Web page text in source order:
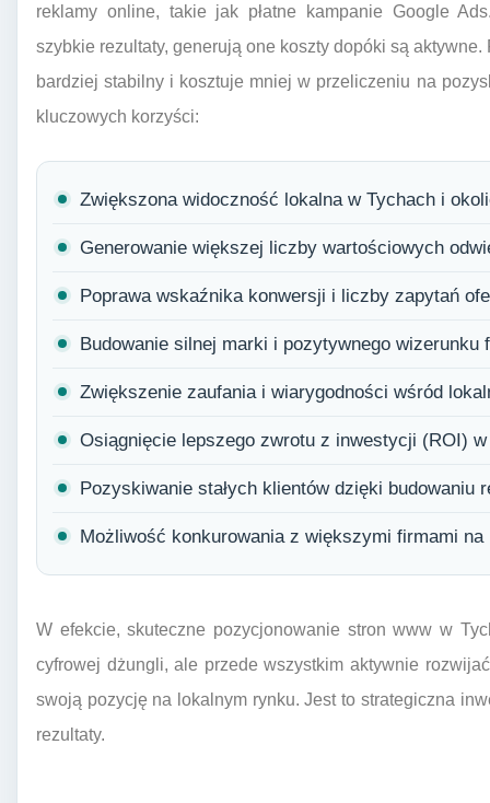
reklamy online, takie jak płatne kampanie Google
szybkie rezultaty, generują one koszty dopóki są
bardziej stabilny i kosztuje mniej w przeliczeniu na
kluczowych korzyści:
Zwiększona widoczność lokalna w Tychach i
Generowanie większej liczby wartościowych
Poprawa wskaźnika konwersji i liczby zapytań
Budowanie silnej marki i pozytywnego wizerunku
Zwiększenie zaufania i wiarygodności wśród
Osiągnięcie lepszego zwrotu z inwestycji (ROI)
Pozyskiwanie stałych klientów dzięki budowaniu
Możliwość konkurowania z większymi firmami
W efekcie, skuteczne pozycjonowanie stron www w
cyfrowej dżungli, ale przede wszystkim aktywnie
swoją pozycję na lokalnym rynku. Jest to strategiczna
rezultaty.